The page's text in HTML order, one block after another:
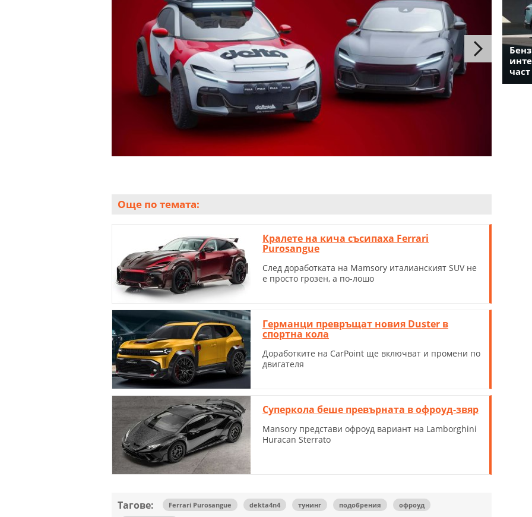
Още по темата:
Кралете на кича съсипаха Ferrari
Purosangue
След доработката на Mamsory италианският SUV не
е просто грозен, а по-лошо
Германци превръщат новия Duster в
спортна кола
Доработките на CarPoint ще включват и промени по
двигателя
Суперкола беше превърната в офроуд-звяр
Mansory представи офроуд вариант на Lamborghini
Huracan Sterrato
Тагове: Ferrari Purosangue dekta4n4 тунинг подобрения
офроуд
част